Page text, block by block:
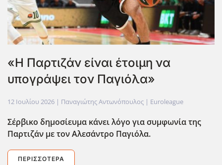
«Η Παρτιζάν είναι έτοιμη να
υπογράψει τον Παγιόλα»
12 Ιουλίου 2026 | Παναγιώτης Αντωνόπουλος | Euroleague
Σέρβικο δημοσίευμα κάνει λόγο για συμφωνία της
Παρτιζάν με τον Αλεσάντρο Παγιόλα.
ΠΕΡΙΣΣΌΤΕΡΑ